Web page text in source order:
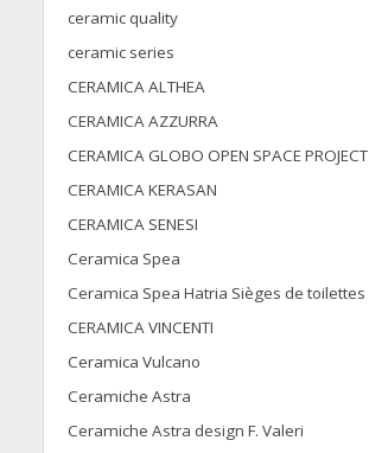
ceramic quality
ceramic series
CERAMICA ALTHEA
CERAMICA AZZURRA
CERAMICA GLOBO OPEN SPACE PROJECT
CERAMICA KERASAN
CERAMICA SENESI
Ceramica Spea
Ceramica Spea Hatria Sièges de toilettes
CERAMICA VINCENTI
Ceramica Vulcano
Ceramiche Astra
Ceramiche Astra design F. Valeri